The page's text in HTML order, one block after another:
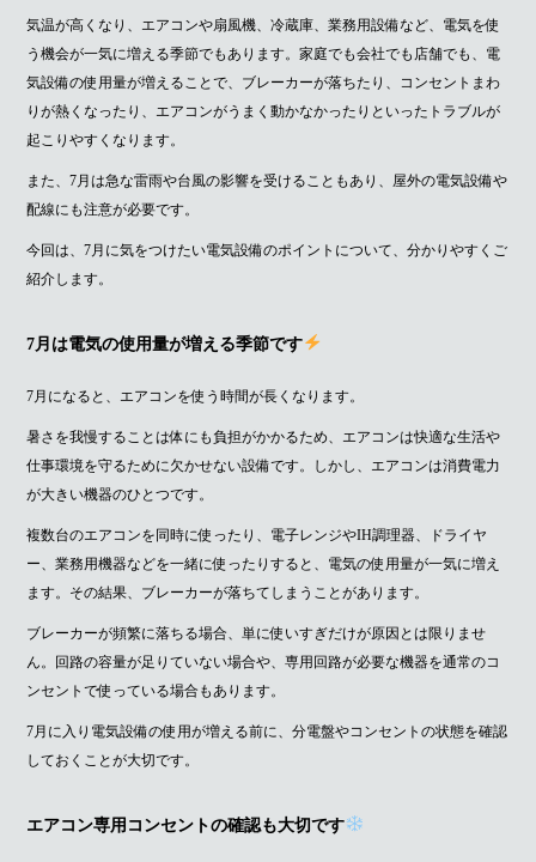
気温が高くなり、エアコンや扇風機、冷蔵庫、業務用設備など、電気を使
う機会が一気に増える季節でもあります。家庭でも会社でも店舗でも、電
気設備の使用量が増えることで、ブレーカーが落ちたり、コンセントまわ
りが熱くなったり、エアコンがうまく動かなかったりといったトラブルが
起こりやすくなります。
また、7月は急な雷雨や台風の影響を受けることもあり、屋外の電気設備や
配線にも注意が必要です。
今回は、7月に気をつけたい電気設備のポイントについて、分かりやすくご
紹介します。
7月は電気の使用量が増える季節です
7月になると、エアコンを使う時間が長くなります。
暑さを我慢することは体にも負担がかかるため、エアコンは快適な生活や
仕事環境を守るために欠かせない設備です。しかし、エアコンは消費電力
が大きい機器のひとつです。
複数台のエアコンを同時に使ったり、電子レンジやIH調理器、ドライヤ
ー、業務用機器などを一緒に使ったりすると、電気の使用量が一気に増え
ます。その結果、ブレーカーが落ちてしまうことがあります。
ブレーカーが頻繁に落ちる場合、単に使いすぎだけが原因とは限りませ
ん。回路の容量が足りていない場合や、専用回路が必要な機器を通常のコ
ンセントで使っている場合もあります。
7月に入り電気設備の使用が増える前に、分電盤やコンセントの状態を確認
しておくことが大切です。
エアコン専用コンセントの確認も大切です